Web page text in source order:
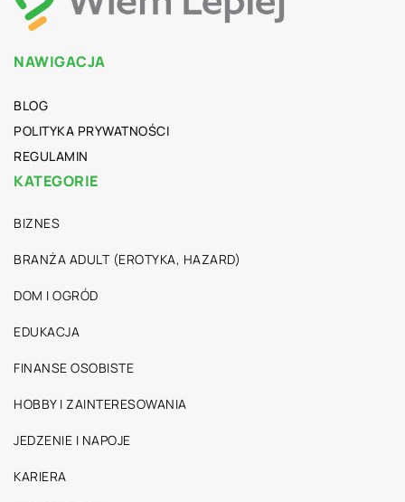
NAWIGACJA
BLOG
POLITYKA PRYWATNOŚCI
REGULAMIN
KATEGORIE
BIZNES
BRANŻA ADULT (EROTYKA, HAZARD)
DOM I OGRÓD
EDUKACJA
FINANSE OSOBISTE
HOBBY I ZAINTERESOWANIA
JEDZENIE I NAPOJE
KARIERA